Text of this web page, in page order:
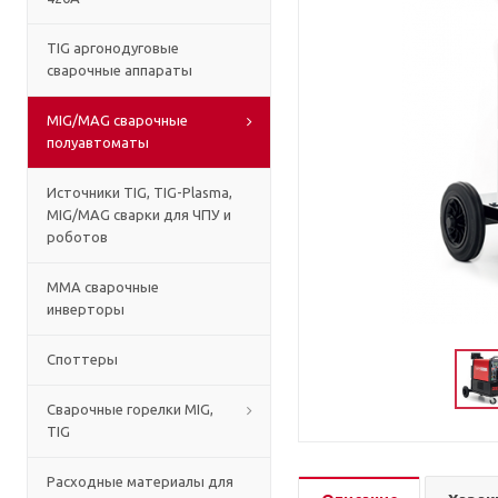
TIG аргонодуговые
сварочные аппараты
MIG/MAG сварочные
полуавтоматы
Источники TIG, TIG-Plasma,
MIG/MAG сварки для ЧПУ и
роботов
MMA сварочные
инверторы
Споттеры
Сварочные горелки MIG,
TIG
Расходные материалы для